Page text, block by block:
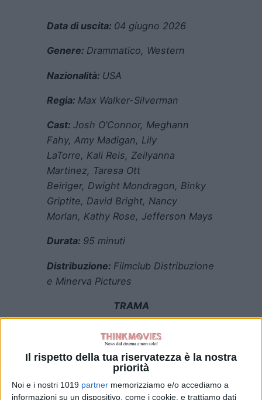
Il rispetto della tua riservatezza è la nostra
priorità
Noi e i nostri 1019 partner memorizziamo e/o accediamo a
informazioni su un dispositivo, come i cookie, e trattiamo dati
Data di uscita: 04 giugno 2026
Genere: Drammatico, Western
Nazionalità: USA
Regia: Max Walker-Silverman
Cast: Josh O’Connor, Meghann
Fahy, Amy Madigan, Lily
LaTorre, Kali Reis, Zeilyanna
Martinez, Taresa Ott
Beiriger, Dwight Mondragon, Binky
Griptite, David Bright, Nancy
Morlan, Kathy Rose, Jefferson Mays
Durata: 95 minuti
Distribuzione: Filmclub Distribuzione
e Minerva Pictures
TRAMA
REBUILDINGnel cuore del
selvaggio West vive Dusty, ultimo
discendente di una lunga stirpe di
cowboy e padre dal carattere
schivo. Dopo aver perso tutto in un